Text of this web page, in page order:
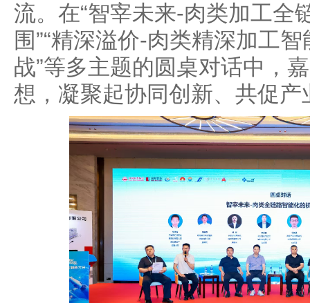
流。在“智宰未来-肉类加工全
围”“精深溢价-肉类精深加工
战”等多主题的圆桌对话中，
想，凝聚起协同创新、共促